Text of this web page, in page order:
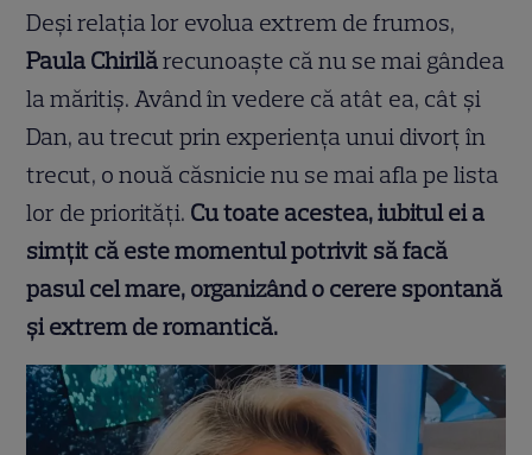
Deși relația lor evolua extrem de frumos,
Paula Chirilărecunoaște că nu se mai gândea
la măritiș. Având în vedere că atât ea, cât și
Dan, au trecut prin experiența unui divorț în
trecut, o nouă căsnicie nu se mai afla pe lista
lor de priorități. Cu toate acestea, iubitul ei a
simțit că este momentul potrivit să facă
pasul cel mare, organizând o cerere spontană
și extrem de romantică.